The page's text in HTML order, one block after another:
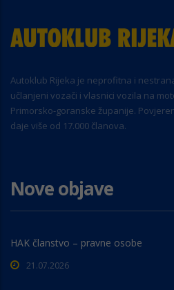
Autoklub Rijeka je neprofitna i
učlanjeni vozači i vlasnici vozila na
Primorsko-goranske županije.
daje više od 17.000 članova.
Nove objave
HAK članstvo – pravne osobe
21.07.2026